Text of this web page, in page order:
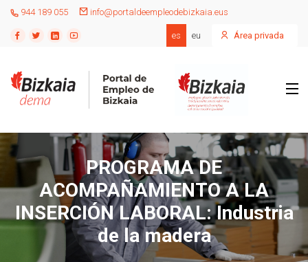
944 189 055 info@portaldeempleodebizkaia.eus
es eu Área privada
PROGRAMA DE
ACOMPAÑAMIENTO A LA
INSERCIÓN LABORAL: Industria
de la madera